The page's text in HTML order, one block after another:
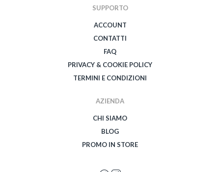
SUPPORTO
ACCOUNT
CONTATTI
FAQ
PRIVACY & COOKIE POLICY
TERMINI E CONDIZIONI
AZIENDA
CHI SIAMO
BLOG
PROMO IN STORE